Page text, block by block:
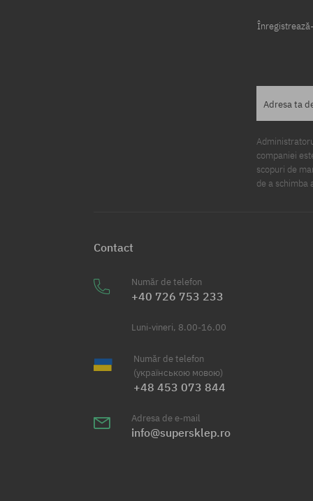
Adresa ta
companiei
scopuri de
de a schimba
Contact
Număr de telefon
+40 726 753 233
Luni-vineri, 8.00-16.00
Număr de telefon
(українською мовою)
+48 453 073 844
Adresa de e-mail
info@supersklep.ro